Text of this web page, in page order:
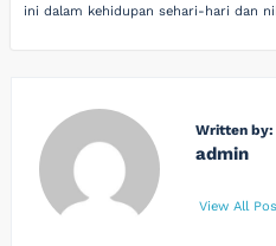
ini dalam kehidupan sehari-hari dan
Written by:
admin
View All